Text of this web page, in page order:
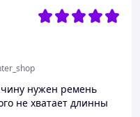
нужен ремень
не хватает длинны